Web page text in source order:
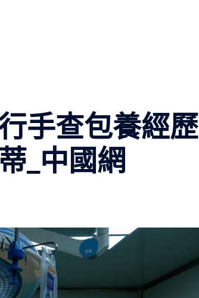
手查包養經歷
_中國網